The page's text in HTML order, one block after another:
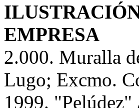
EMPRESA
2.000. Muralla
Lugo; Excmo.
1999.